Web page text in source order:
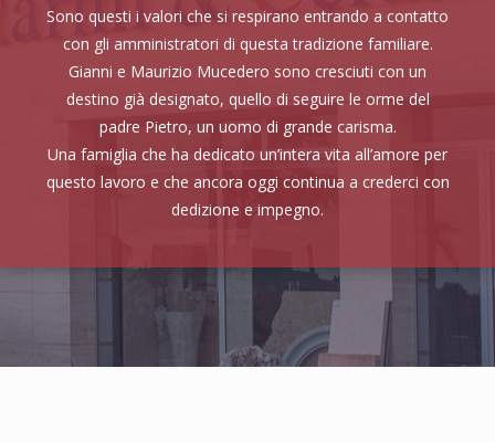
Sono questi i valori che si respirano entrando a contatto
con gli amministratori di questa tradizione familiare.
Gianni e Maurizio Mucedero sono cresciuti con un
destino già designato, quello di seguire le orme del
padre Pietro, un uomo di grande carisma.
Una famiglia che ha dedicato un’intera vita all’amore per
questo lavoro e che ancora oggi continua a crederci con
dedizione e impegno.